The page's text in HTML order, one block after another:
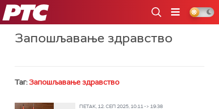
РТС
Запошљавање здравство
Таг: Запошљавање здравство
ПЕТАК, 12. СЕП 2025, 10:11 -> 19:38